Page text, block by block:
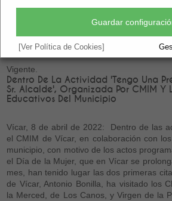
Guardar
[Ver Política de Cookies]
Preguntas Sobre
Visita A Los CEIP
La Merced Y Virgen De
Vigente.
Dentro De La Actividad 'Tengo Una
Sr. Alcalde', Organizada Por CMIM Y
Educativos Del Municipio
Vícar, 8 de abril de 2022: Dentro de las
el CMIM de Vícar, en colaboración con
municipio, con motivo de los actos
el Día de la Mujer, que en Vícar se
mes, han tenido lugar las dos primeras
de Vícar, Antonio Bonilla, ha visitado los
la Merced, de Los Canos, y Virgen de la